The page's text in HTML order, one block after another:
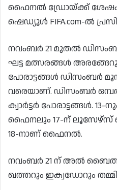
ഫൈനൽ ഡ്രോയ്ക്ക്
ഷെഡ്യൂൾ FIFA.com-ൽ
നവംബര്‍ 21 മുതല്‍
ഘട്ട മത്സരങ്ങള്‍ അരങ്ങേറുക.
പോരാട്ടങ്ങള്‍
വരെയാണ്. ഡിസംബര്‍
ക്വാര്‍ട്ടര്‍ പോരാട്ടങ്ങള്‍. 13-
ഫൈനലും 17-ന്
18-നാണ് ഫൈനല്‍.
നവംബർ 21 ന് അൽ ബൈത്ത്
ഖത്തറും ഇക്വഡോറും